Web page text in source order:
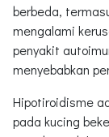
berbeda,
mengalami
penyakit
menyebabkan
Hipotiroidisme
pada kucing